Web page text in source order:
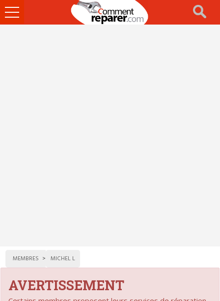
Ouvrir
le
MEMBRES MICHEL L
AVERTISSEMENT